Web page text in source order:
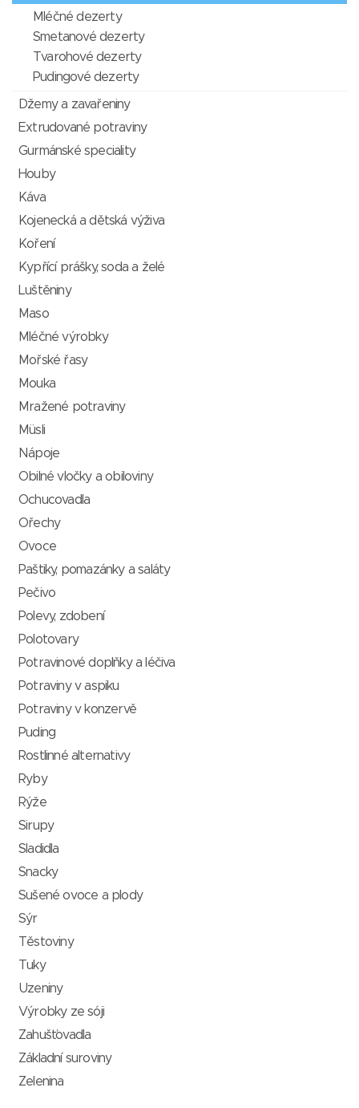
Mléčné dezerty
Smetanové dezerty
Tvarohové dezerty
Pudingové dezerty
Džemy a zavařeniny
Extrudované potraviny
Gurmánské speciality
Houby
Káva
Kojenecká a dětská výživa
Koření
Kypřící prášky, soda a želé
Luštěniny
Maso
Mléčné výrobky
Mořské řasy
Mouka
Mražené potraviny
Müsli
Nápoje
Obilné vločky a obiloviny
Ochucovadla
Ořechy
Ovoce
Paštiky, pomazánky a saláty
Pečivo
Polevy, zdobení
Polotovary
Potravinové doplňky a léčiva
Potraviny v aspiku
Potraviny v konzervě
Puding
Rostlinné alternativy
Ryby
Rýže
Sirupy
Sladidla
Snacky
Sušené ovoce a plody
Sýr
Těstoviny
Tuky
Uzeniny
Výrobky ze sóji
Zahušťovadla
Základní suroviny
Zelenina